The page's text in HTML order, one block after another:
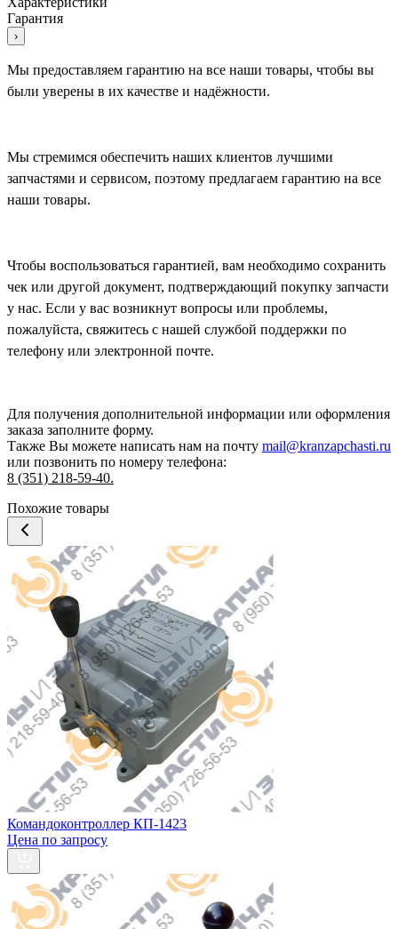
Гарантия
›
Мы предоставляем гарантию на все наши товары, чтобы вы
были уверены в их качестве и надёжности.
Мы стремимся обеспечить наших клиентов лучшими
запчастями и сервисом, поэтому предлагаем гарантию на все
наши товары.
Чтобы воспользоваться гарантией, вам необходимо сохранить
чек или другой документ, подтверждающий покупку запчасти
у нас. Если у вас возникнут вопросы или проблемы,
пожалуйста, свяжитесь с нашей службой поддержки по
телефону или электронной почте.
Для получения дополнительной информации или оформления
заказа заполните форму.
Также Вы можете написать нам на почту mail@kranzapchasti.ru
или позвонить по номеру телефона:
8 (351) 218-59-40.
Похожие товары
Командоконтроллер КП-1423
Цена по запросу